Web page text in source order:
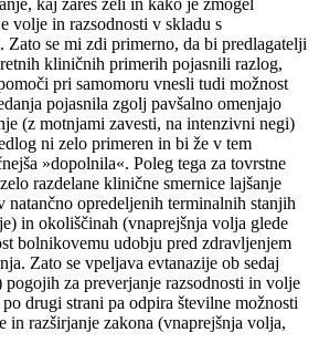
volje in razsodnosti v skladu s
Zato se mi zdi primerno, da bi predlagatelji
kliničnih primerih pojasnili razlog,
pri samomoru vnesli tudi možnost
pojasnila zgolj pavšalno omenjajo
(z motnjami zavesti, na intenzivni negi)
ni zelo primeren in bi že v tem
»dopolnila«. Poleg tega za tovrstne
razdelane klinične smernice lajšanje
opredeljenih terminalnih stanjih
in okoliščinah (vnaprejšnja volja glede
bolnikovemu udobju pred zdravljenjem
Zato se vpeljava evtanazije ob sedaj
za preverjanje razsodnosti in volje
drugi strani pa odpira številne možnosti
in razširjanje zakona (vnaprejšnja volja,